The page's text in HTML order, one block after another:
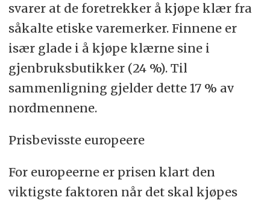
svarer at de foretrekker å kjøpe klær fra
såkalte etiske varemerker. Finnene er
især glade i å kjøpe klærne sine i
gjenbruksbutikker (24 %). Til
sammenligning gjelder dette 17 % av
nordmennene.
Prisbevisste europeere
For europeerne er prisen klart den
viktigste faktoren når det skal kjøpes